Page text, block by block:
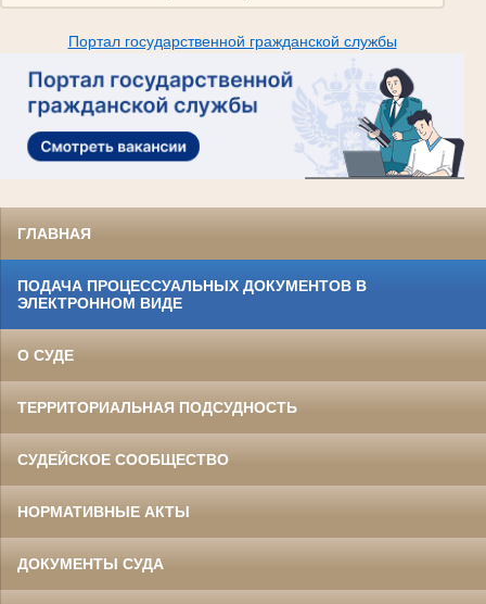
Портал государственной гражданской службы
ГЛАВНАЯ
ПОДАЧА ПРОЦЕССУАЛЬНЫХ ДОКУМЕНТОВ В
ЭЛЕКТРОННОМ ВИДЕ
О СУДЕ
ТЕРРИТОРИАЛЬНАЯ ПОДСУДНОСТЬ
СУДЕЙСКОЕ СООБЩЕСТВО
НОРМАТИВНЫЕ АКТЫ
ДОКУМЕНТЫ СУДА